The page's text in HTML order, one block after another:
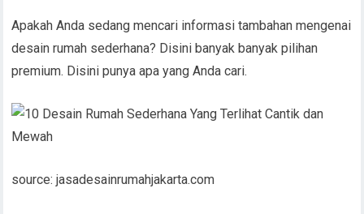
Apakah Anda sedang mencari informasi tambahan mengenai
desain rumah sederhana? Disini banyak banyak pilihan
premium. Disini punya apa yang Anda cari.
source: jasadesainrumahjakarta.com